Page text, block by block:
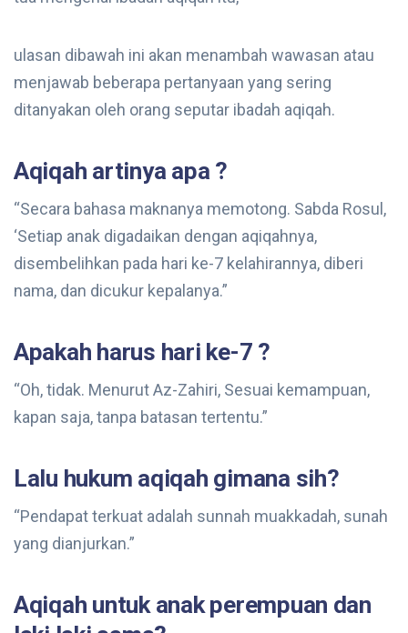
ulasan dibawah ini akan menambah wawasan atau
menjawab beberapa pertanyaan yang sering
ditanyakan oleh orang seputar ibadah aqiqah.
Aqiqah artinya apa ?
“Secara bahasa maknanya memotong. Sabda Rosul,
‘Setiap anak digadaikan dengan aqiqahnya,
disembelihkan pada hari ke-7 kelahirannya, diberi
nama, dan dicukur kepalanya.”
Apakah harus hari ke-7 ?
“Oh, tidak. Menurut Az-Zahiri, Sesuai kemampuan,
kapan saja, tanpa batasan tertentu.”
Lalu hukum aqiqah gimana sih?
“Pendapat terkuat adalah sunnah muakkadah, sunah
yang dianjurkan.”
Aqiqah untuk anak perempuan dan